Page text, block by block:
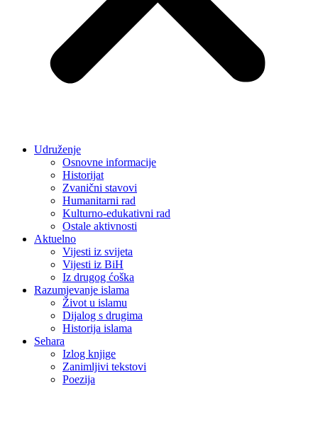
Udruženje
Osnovne informacije
Historijat
Zvanični stavovi
Humanitarni rad
Kulturno-edukativni rad
Ostale aktivnosti
Aktuelno
Vijesti iz svijeta
Vijesti iz BiH
Iz drugog ćoška
Razumjevanje islama
Život u islamu
Dijalog s drugima
Historija islama
Sehara
Izlog knjige
Zanimljivi tekstovi
Poezija